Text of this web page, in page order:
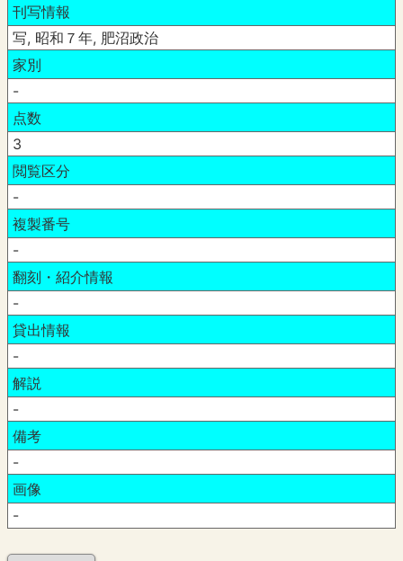
刊写情報
写, 昭和７年, 肥沼政治
家別
-
点数
3
閲覧区分
-
複製番号
-
翻刻・紹介情報
-
貸出情報
-
解説
-
備考
-
画像
-